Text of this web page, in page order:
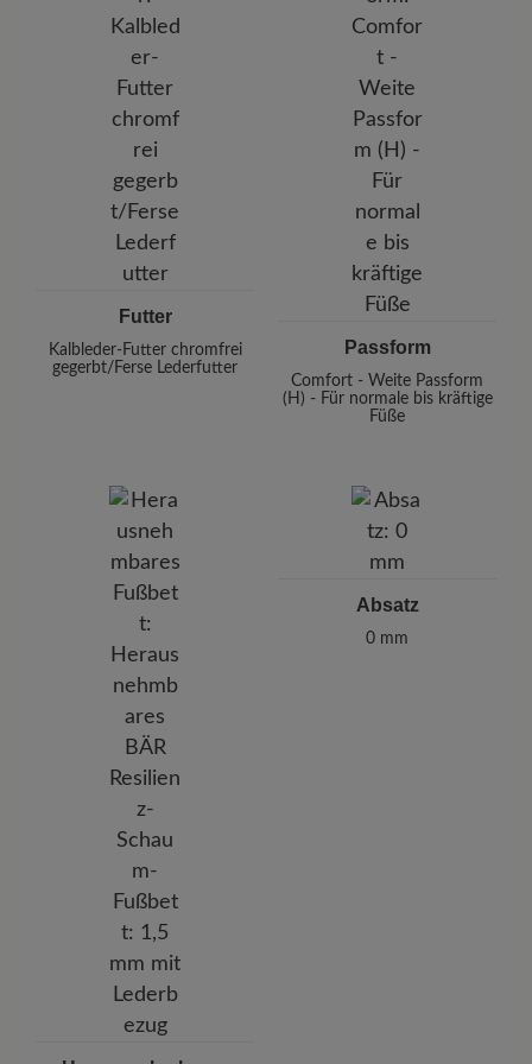
Futter
Kalbleder-Futter chromfrei
gegerbt/Ferse Lederfutter
Passform
Comfort - Weite Passform
(H) - Für normale bis kräftige
Füße
Absatz
0 mm